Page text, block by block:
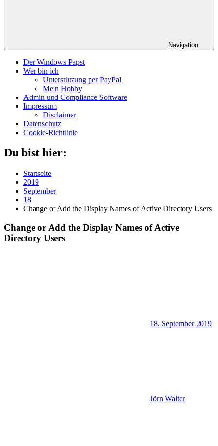
Navigation
Der Windows Papst
Wer bin ich
Unterstützung per PayPal
Mein Hobby
Admin und Compliance Software
Impressum
Disclaimer
Datenschutz
Cookie-Richtlinie
Du bist hier:
Startseite
2019
September
18
Change or Add the Display Names of Active Directory Users
Change or Add the Display Names of Active
Directory Users
18. September 2019
Jörn Walter